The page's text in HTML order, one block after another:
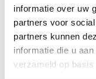
informatie over uw
partners voor
partners kunnen
informatie die u
verzameld op
Naast ons
wat
basketbal,
yoga,
skaten, het